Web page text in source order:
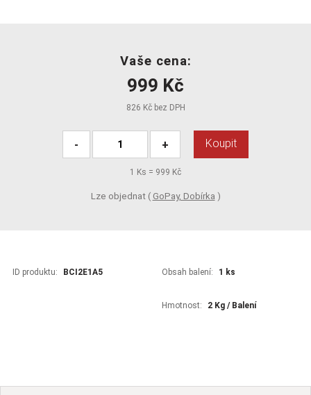
Vaše cena:
999 Kč
826 Kč bez DPH
- + Koupit
1 Ks = 999 Kč
Lze objednat ( GoPay, Dobírka )
ID produktu: BCI2E1A5 Obsah balení: 1 ks
Hmotnost: 2 Kg / Balení